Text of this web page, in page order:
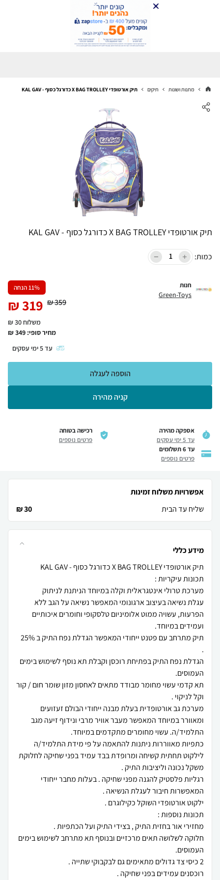
מתנות ושונות תיקים תיק אורטופדי X BAG TROLLEY כדורגל כסוף - KAL GAV
תיק אורטופדי X BAG TROLLEY כדורגל כסוף - KAL GAV
כמות:
חנות
Green-Toys
11% הנחה
359
₪
319
₪
משלוח 30 ₪
מחיר סופי: 349
₪
עד5ימי עסקים
קניה מהירה
הוספה לעגלה
אספקה מהירה
עד 5 ימי עסקים
רכישה בטוחה
פרטים נוספים
עד 6 תשלומים
פרטים נוספים
אפשרויות משלוח זמינות
שליח עד הבית
30 ₪
מידע כללי
עגלת נשיאה בעיצוב ארגונומי המאפשר נשיאה על הגב ללא
הפרעות, עשויה ממוט אלומיניום טלסקופי וחומרים איכותיים
תיק מתרחב עם פטנט ייחודי המאפשר הגדלת נפח התיק ב 25%
הגדלת נפח התיק בפתיחת רוכסן וקבלת תא נוסף לשימוש בימים
תא קדמי עשוי מחומר מבודד מתאים לאחסון מזון שומר חום / קור
מערכת גב אורטופדית בעלת מבנה ייחודי הבולם זעזועים
ומאוורר במיוחד המאפשר מעבר אוויר מרבי ונידוף זיעה מגב
לילקוט תחתית קשיחה ומרופדת בבד עמיד בפני שחיקה לחלוקת
רגליות פלסטיק להגנה מפני שחיקה . בעלות מחבר ייחודי
חלוקה לשלושה תאים מרכזיים ובנוסף תא מתרחב לשימוש בימים